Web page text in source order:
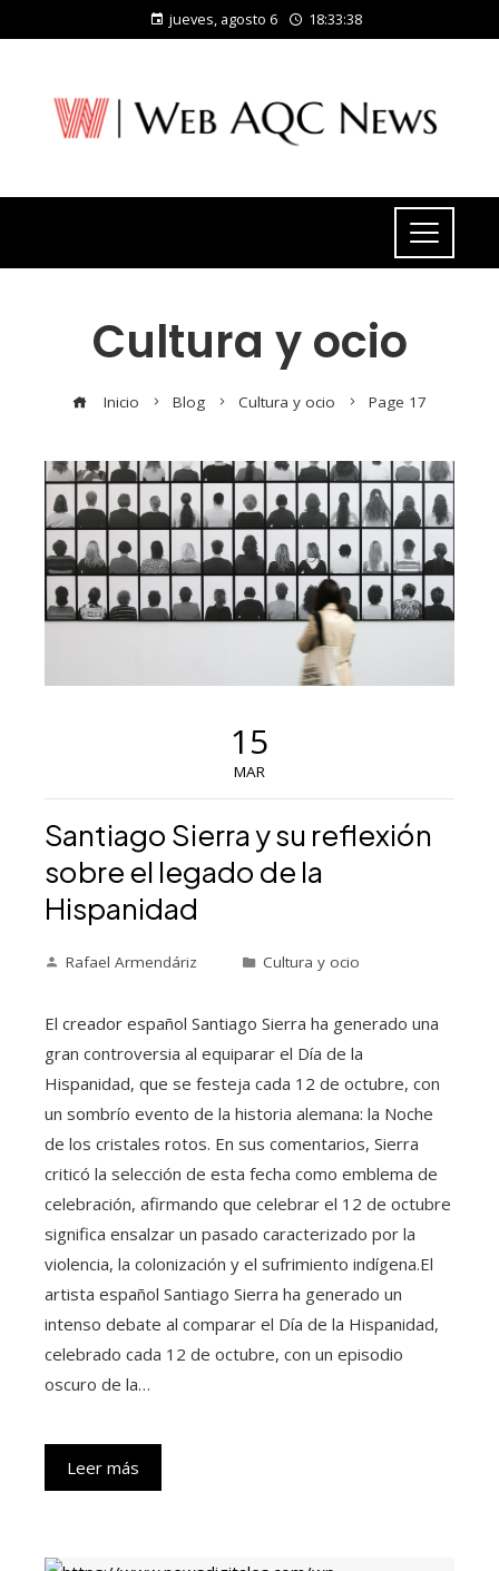
jueves, agosto 6 18:33:39
Cultura y ocio
Inicio Blog Cultura y ocio Page 17
15
MAR
Santiago Sierra y su reflexión
sobre el legado de la
Hispanidad
Rafael Armendáriz Cultura y ocio
El creador español Santiago Sierra ha generado una
gran controversia al equiparar el Día de la
Hispanidad, que se festeja cada 12 de octubre, con
un sombrío evento de la historia alemana: la Noche
de los cristales rotos. En sus comentarios, Sierra
criticó la selección de esta fecha como emblema de
celebración, afirmando que celebrar el 12 de octubre
significa ensalzar un pasado caracterizado por la
violencia, la colonización y el sufrimiento indígena.El
artista español Santiago Sierra ha generado un
intenso debate al comparar el Día de la Hispanidad,
celebrado cada 12 de octubre, con un episodio
oscuro de la…
Leer más